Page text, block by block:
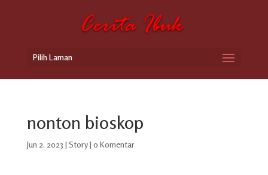
Pilih Laman
nonton bioskop
Jun 2, 2023 | Story| 0 Komentar